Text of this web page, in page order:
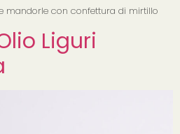
mandorle con confettura di mirtillo
Liguri